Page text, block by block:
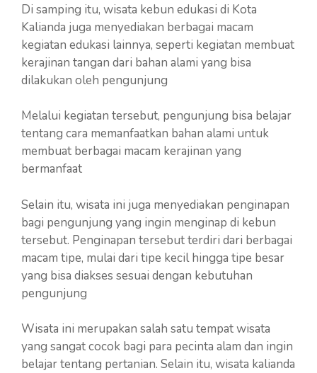
Di samping itu, wisata kebun edukasi di Kota
Kalianda juga menyediakan berbagai macam
kegiatan edukasi lainnya, seperti kegiatan membuat
kerajinan tangan dari bahan alami yang bisa
dilakukan oleh pengunjung
Melalui kegiatan tersebut, pengunjung bisa belajar
tentang cara memanfaatkan bahan alami untuk
membuat berbagai macam kerajinan yang
bermanfaat
Selain itu, wisata ini juga menyediakan penginapan
bagi pengunjung yang ingin menginap di kebun
tersebut. Penginapan tersebut terdiri dari berbagai
macam tipe, mulai dari tipe kecil hingga tipe besar
yang bisa diakses sesuai dengan kebutuhan
pengunjung
Wisata ini merupakan salah satu tempat wisata
yang sangat cocok bagi para pecinta alam dan ingin
belajar tentang pertanian. Selain itu, wisata kalianda